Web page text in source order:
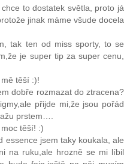
to dostatek světla, proto já
jinak máme všude docela
tak ten od miss sporty, to se
je super tip za super cenu,
těší :)!
dobře rozmazat do ztracena?
přijde mi,že jsou pořád
prstem….
těší! :)
essence jsem taky koukala, ale
na ruku,ale hrozně se mi líbil